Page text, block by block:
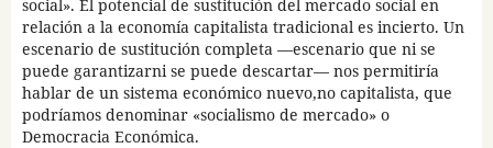
social». El potencial de sustitución del mercado social en
relación a la economía capitalista tradicional es incierto. Un
escenario de sustitución completa —escenario que ni se
puede garantizarni se puede descartar— nos permitiría
hablar de un sistema económico nuevo,no capitalista, que
podríamos denominar «socialismo de mercado» o
Democracia Económica.